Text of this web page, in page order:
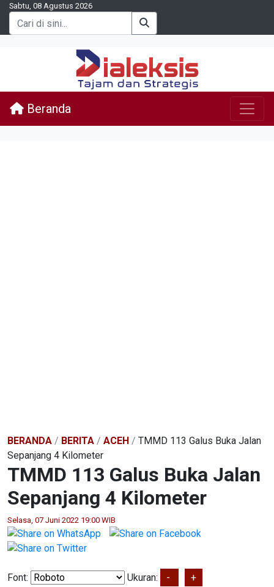
Sabtu, 08 Agustus 2026
Beranda
BERANDA / BERITA / ACEH / TMMD 113 Galus Buka Jalan
Sepanjang 4 Kilometer
TMMD 113 Galus Buka Jalan
Sepanjang 4 Kilometer
Selasa, 07 Juni 2022 19:00 WIB
Font: Ukuran: - +